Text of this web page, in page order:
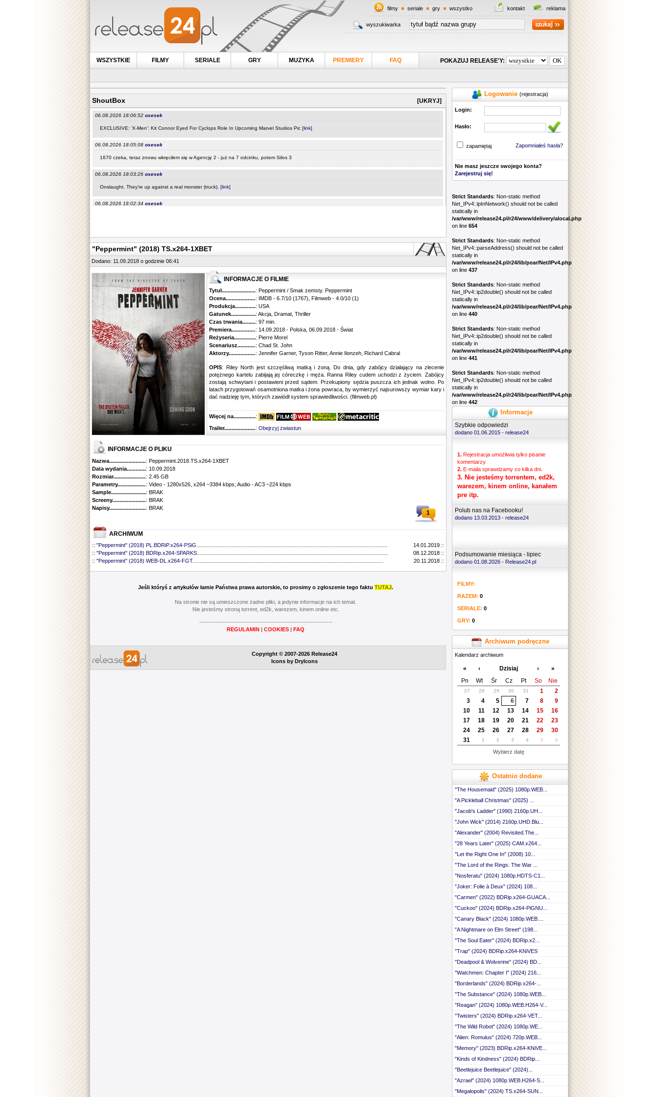
reklama
kontakt
filmy seriale gry wszystko
wyszukiwarka
POKAZUJ RELEASE'Y:
WSZYSTKIE FILMY SERIALE GRY MUZYKA PREMIERY FAQ
Logowanie (rejestracja)
Login:
Hasło:
Zapomniałeś hasła?
zapamiętaj
Nie masz jeszcze swojego konta?
Zarejestruj się!
Strict Standards: Non-static method
Net_IPv4::ipInNetwork() should not be called
statically in
/var/www/release24.pl/r24/www/delivery/alocal.php
on line 654
Strict Standards: Non-static method
Net_IPv4::parseAddress() should not be called
statically in
/var/www/release24.pl/r24/lib/pear/Net/IPv4.php
on line 437
Strict Standards: Non-static method
Net_IPv4::ip2double() should not be called
statically in
/var/www/release24.pl/r24/lib/pear/Net/IPv4.php
on line 440
Strict Standards: Non-static method
Net_IPv4::ip2double() should not be called
statically in
/var/www/release24.pl/r24/lib/pear/Net/IPv4.php
on line 441
Strict Standards: Non-static method
Net_IPv4::ip2double() should not be called
statically in
/var/www/release24.pl/r24/lib/pear/Net/IPv4.php
on line 442
Informacje
Szybkie odpowiedzi
dodano 01.06.2015 - release24
1. Rejestracja umożliwia tylko pisanie
komentarzy.
2. E-maila sprawdzamy co kilka dni.
3. Nie jesteśmy torrentem, ed2k,
warezem, kinem online, kanałem
pre itp.
Polub nas na Facebooku!
dodano 13.03.2013 - release24
Podsumowanie miesiąca - lipiec
dodano 01.08.2026 - Release24.pl
FILMY:
RAZEM: 0
SERIALE: 0
GRY: 0
Archiwum podręczne
Kalendarz archiwum
« ‹ Dzisiaj ›
»
Pn
Wt Śr Cz Pt So Nie
27 28 29 30 31 1
2
3
4 5 6 7 8
9
10
11 12 13 14 15
16
17
18 19 20 21 22
23
24
25 26 27 28 29
30
31
1 2 3 4 5 6
Wybierz datę
Ostatnio dodane
"The Housemaid" (2025) 1080p.WEB...
"A Pickleball Christmas" (2025) ...
"Jacob's Ladder" (1990) 2160p.UH...
"John Wick" (2014) 2160p.UHD.Blu...
"Alexander" (2004) Revisited.The...
"28 Years Later" (2025) CAM.x264...
"Let the Right One In" (2008) 10...
"The Lord of the Rings: The War ...
"Nosferatu" (2024) 1080p.HDTS-C1...
"Joker: Folie à Deux" (2024) 108...
"Carmen" (2022) BDRip.x264-GUACA...
"Cuckoo" (2024) BDRip.x264-PiGNU...
"Canary Black" (2024) 1080p.WEB....
"A Nightmare on Elm Street" (198...
"The Soul Eater" (2024) BDRip.x2...
"Trap" (2024) BDRip.x264-KNiVES
"Deadpool & Wolverine" (2024) BD...
"Watchmen: Chapter I" (2024) 216...
"Borderlands" (2024) BDRip.x264-...
"The Substance" (2024) 1080p.WEB...
"Reagan" (2024) 1080p.WEB.H264-V...
"Twisters" (2024) BDRip.x264-VET...
"The Wild Robot" (2024) 1080p.WE...
"Alien: Romulus" (2024) 720p.WEB...
"Memory" (2023) BDRip.x264-KNiVE...
"Kinds of Kindness" (2024) BDRip...
"Beetlejuice Beetlejuice" (2024)...
"Azrael" (2024) 1080p.WEB.H264-S...
"Megalopolis" (2024) TS.x264-SUN...
[UKRYJ]
ShoutBox
"Peppermint" (2018) TS.x264-1XBET
Dodano: 11.09.2018 o godzinie 06:41
INFORMACJE O FILMIE
Tytuł............................................: Peppermint / Smak zemsty. Peppermint
Ocena.............................................: IMDB - 6.7/10 (1767), Filmweb - 4.0/10 (1)
Produkcja.........................................
: USA
Gatunek...........................................
: Akcja, Dramat, Thriller
Czas trwania......................................
: 97 min.
Premiera..........................................: 14.09.2018 - Polska, 06.09.2018 - Świat
Reżyseria........................................
: Pierre Morel
Scenariusz........................................
: Chad St. John
Aktorzy...........................................: Jennifer Garner, Tyson Ritter, Annie Ilonzeh, Richard Cabral
OPIS: Riley North jest szczęśliwą matką i żoną. Do dnia, gdy zabójcy działający na zlecenie
potężnego kartelu zabijają jej córeczkę i męża. Ranna Riley cudem uchodzi z życiem. Zabójcy
zostają schwytani i postawieni przed sądem. Przekupiony sędzia puszcza ich jednak wolno. Po
latach przygotowań osamotniona matka i żona powraca, by wymierzyć najsurowszy wymiar kary i
dać nadzieję tym, których zawiódł system sprawiedliwości. (filmweb.pl)
Więcej na........................................
:
Trailer...........................................
: Obejrzyj zwiastun
INFORMACJE O PLIKU
Nazwa.............................................: Peppermint.2018.TS.x264-1XBET
Data wydania......................................
: 10.09.2018
Rozmiar...........................................
: 2.45 GB
Parametry.........................................: Video - 1280x526, x264 ~3384 kbps; Audio - AC3 ~224 kbps
Sample............................................
: BRAK
Screeny...........................................
: BRAK
Napisy............................................
: BRAK
1
ARCHIWUM
:: "Peppermint" (2018) PL.BDRiP.x264-PSiG
14.01.2019 ::
:: "Peppermint" (2018) BDRip.x264-SPARKS
08.12.2018 ::
:: "Peppermint" (2018) WEB-DL.x264-FGT.................................................................................................................................. 20.11.2018 ::
Jeśli któryś z artykułów łamie Państwa prawa autorskie, to prosimy o zgłoszenie tego faktu TUTAJ.
Na stronie nie są umieszczone żadne pliki, a jedynie informacje na ich temat.
Nie jesteśmy stroną torrent, ed2k, warezem, kinem online etc.
--------------------------------------------------------------------
REGULAMIN
COOKIES FAQ
Copyright © 2007-2026 Release24
Icons by DryIcons